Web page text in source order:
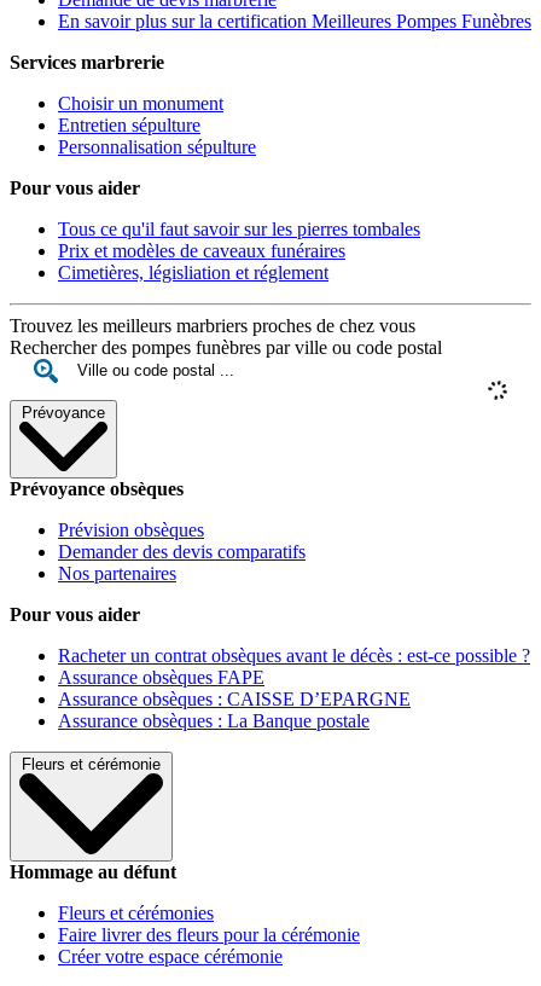
En savoir plus sur la certification Meilleures Pompes Funèbres
Services marbrerie
Choisir un monument
Entretien sépulture
Personnalisation sépulture
Pour vous aider
Tous ce qu'il faut savoir sur les pierres tombales
Prix et modèles de caveaux funéraires
Cimetières, législiation et réglement
Trouvez les meilleurs marbriers proches de chez vous
Rechercher des pompes funèbres par ville ou code postal
Prévoyance
Prévoyance obsèques
Prévision obsèques
Demander des devis comparatifs
Nos partenaires
Pour vous aider
Racheter un contrat obsèques avant le décès : est-ce possible ?
Assurance obsèques FAPE
Assurance obsèques : CAISSE D’EPARGNE
Assurance obsèques : La Banque postale
Fleurs et cérémonie
Hommage au défunt
Fleurs et cérémonies
Faire livrer des fleurs pour la cérémonie
Créer votre espace cérémonie